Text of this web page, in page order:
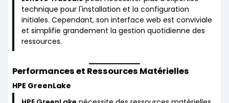
technique pour l'installation et la configuration
initiales. Cependant, son interface web est conviviale
et simplifie grandement la gestion quotidienne des
ressources.
Performances et Ressources Matérielles
HPE GreenLake